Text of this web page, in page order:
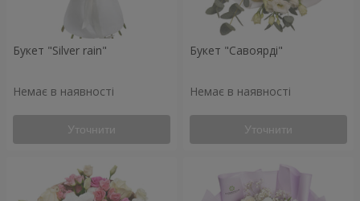
Букет "Silver rain"
Немає в наявності
Уточнити
Букет "Савоярді"
Немає в наявності
Уточнити